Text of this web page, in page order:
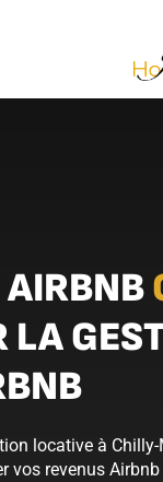
AIRBNB
LA
locative à
revenus